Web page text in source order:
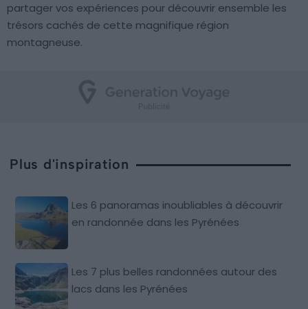
partager vos expériences pour découvrir ensemble les
trésors cachés de cette magnifique région
montagneuse.
Plus d'inspiration
Les 6 panoramas inoubliables à découvrir
en randonnée dans les Pyrénées
Les 7 plus belles randonnées autour des
lacs dans les Pyrénées